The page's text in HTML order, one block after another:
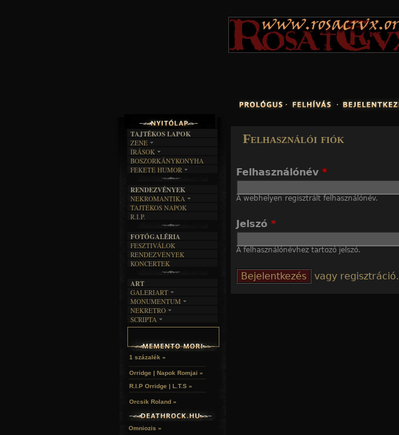
Felhasználói fiók
Felhasználónév *
A webhelyen regisztrált felhasználónév.
Jelszó *
A felhasználónévhez tartozó jelszó.
vagy regisztráció.
TAJTÉKOS LAPOK
ZENE
EGYÜTTESEK
INTERJÚK
FORDÍTÁSOK
DALSZÖVEGEK
ÍRÁSOK
IRODALOM
FILM
MŰVÉSZET
ÍRÁSTÖRTÉNET
BOSZORKÁNYKONYHA
FEKETE HUMOR
SZÖVEGES
RENDEZVÉNYEK
NEKROMANTIKA
AKTUÁLIS
A MÚLT
TAJTÉKOS NAPOK
R.I.P.
FOTÓGALÉRIA
FESZTIVÁLOK
RENDEZVÉNYEK
KONCERTEK
ART
GALERIART
ARTGALERI
KÉPREGÉNYEK
LAKÁSKULTS
MONUMENTUM
TEMETŐK
TEMPLOMOK
HELYEK
NEKRETRO
SZUBKULT
RELIKVIÁK
SCRIPTA
NOVELLÁK
HALÁLTÁNC
1 százalék »
Orridge | Napok Romjai »
R.I.P Orridge | L.T.S »
Orcsik Roland »
Omniozis »